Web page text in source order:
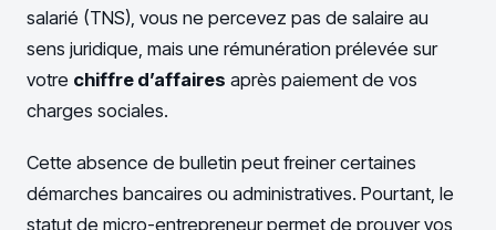
salarié (TNS), vous ne percevez pas de salaire au
sens juridique, mais une rémunération prélevée sur
votre chiffre d’affaires après paiement de vos
charges sociales.
Cette absence de bulletin peut freiner certaines
démarches bancaires ou administratives. Pourtant, le
statut de micro-entrepreneur permet de prouver vos